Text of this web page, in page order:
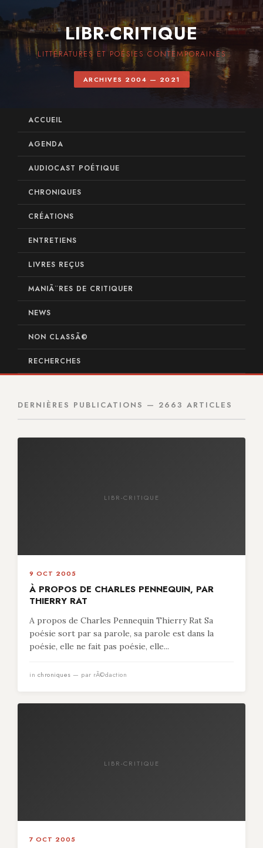
LIBR-CRITIQUE
LITTÉRATURES ET POÉSIES CONTEMPORAINES
ARCHIVES 2004 — 2021
ACCUEIL
AGENDA
AUDIOCAST POÉTIQUE
CHRONIQUES
CRÉATIONS
ENTRETIENS
LIVRES REÇUS
MANIÃ¨RES DE CRITIQUER
NEWS
NON CLASSÃ©
RECHERCHES
DERNIÈRES PUBLICATIONS — 2663 ARTICLES
LIBR-CRITIQUE
9 OCT 2005
À PROPOS DE CHARLES PENNEQUIN, PAR
THIERRY RAT
A propos de Charles Pennequin Thierry Rat Sa
poésie sort par sa parole, sa parole est dans la
poésie, elle ne fait pas poésie, elle...
in chroniques — par rÃ©daction
LIBR-CRITIQUE
7 OCT 2005